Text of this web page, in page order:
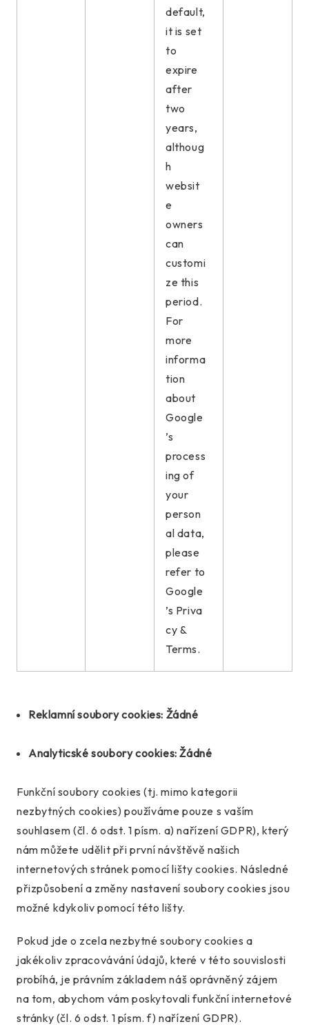
default,
it is set
to
expire
after
two
years,
althoug
h
websit
e
owners
can
customi
ze this
period.
For
more
informa
tion
about
Google
’s
process
ing of
your
person
al data,
please
refer to
Google
’s Priva
cy &
Terms.
Reklamní soubory cookies: Žádné
Analyticské soubory cookies: Žádné
Funkční soubory cookies (tj. mimo kategorii
nezbytných cookies) používáme pouze s vaším
souhlasem (čl. 6 odst. 1 písm. a) nařízení GDPR), který
nám můžete udělit při první návštěvě našich
internetových stránek pomocí lišty cookies. Následné
přizpůsobení a změny nastavení soubory cookies jsou
možné kdykoliv pomocí této lišty.
Pokud jde o zcela nezbytné soubory cookies a
jakékoliv zpracovávání údajů, které v této souvislosti
probíhá, je právním základem náš oprávněný zájem
na tom, abychom vám poskytovali funkční internetové
stránky (čl. 6 odst. 1 písm. f) nařízení GDPR).